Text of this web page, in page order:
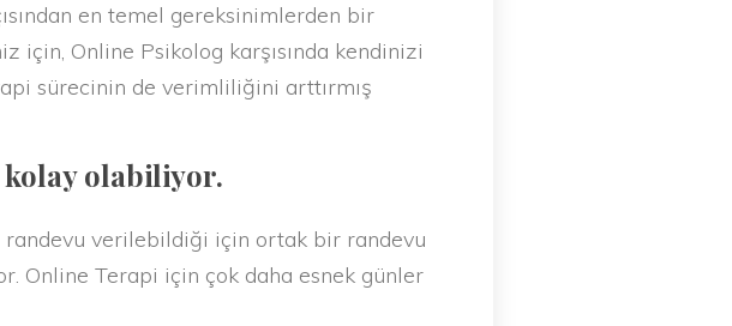
en temel gereksinimlerden bir
için, Online Psikolog karşısında kendinizi
sürecinin de verimliliğini arttırmış
kolay olabiliyor.
verilebildiği için ortak bir randevu
Online Terapi için çok daha esnek günler